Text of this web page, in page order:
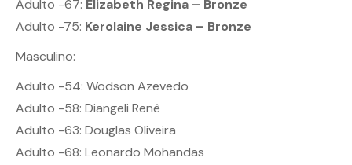
Adulto -67: Elizabeth Regina – Bronze
Adulto -75: Kerolaine Jessica – Bronze
Masculino:
Adulto -54: Wodson Azevedo
Adulto -58: Diangeli Renê
Adulto -63: Douglas Oliveira
Adulto -68: Leonardo Mohandas